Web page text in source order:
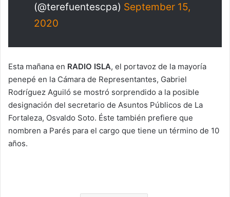
(@terefuentescpa) September 15,
2020
Esta mañana en RADIO ISLA, el portavoz de la mayoría
penepé en la Cámara de Representantes, Gabriel
Rodríguez Aguiló se mostró sorprendido a la posible
designación del secretario de Asuntos Públicos de La
Fortaleza, Osvaldo Soto. Éste también prefiere que
nombren a Parés para el cargo que tiene un término de 10
años.